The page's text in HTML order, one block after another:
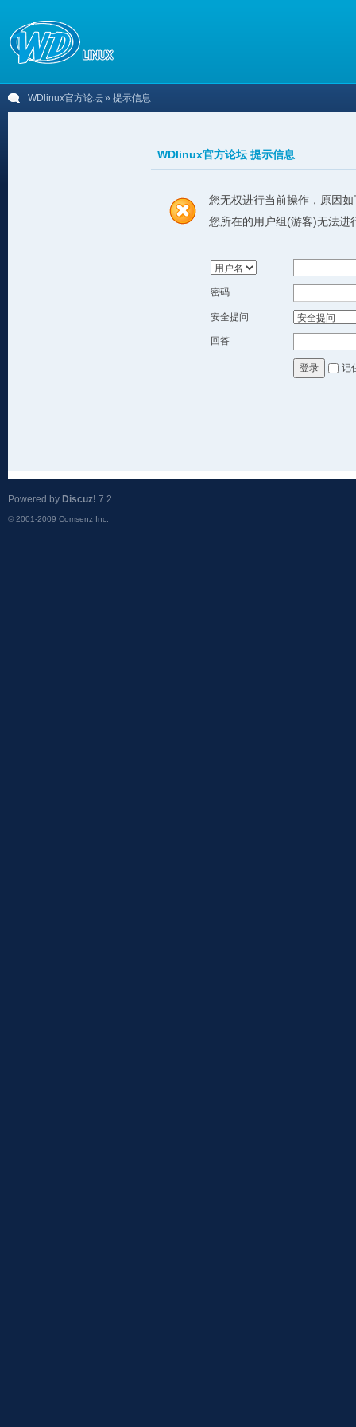
WDlinux官方论坛 » 提示信息
WDlinux官方论坛 提示信息
您无权进行当前操作，原因如
您所在的用户组(游客)无法进
密码
安全提问
回答
登录 记
Powered by Discuz! 7.2
© 2001-2009 Comsenz Inc.